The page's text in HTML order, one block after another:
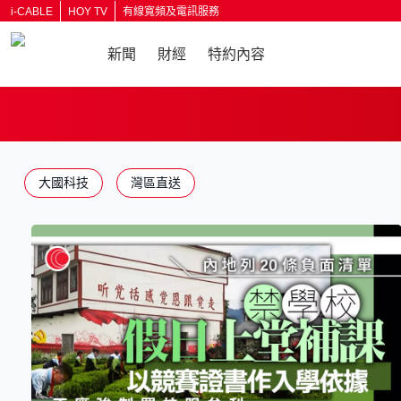
i-CABLE HOY TV 有線寬頻及電訊服務
新聞 財經 特約內容
大國科技 灣區直送